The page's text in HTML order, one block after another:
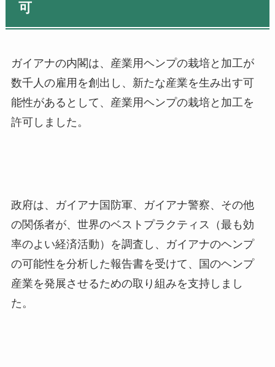
可
ガイアナの内閣は、産業用ヘンプの栽培と加工が
数千人の雇用を創出し、新たな産業を生み出す可
能性があるとして、産業用ヘンプの栽培と加工を
許可しました。
政府は、ガイアナ国防軍、ガイアナ警察、その他
の関係者が、世界のベストプラクティス（最も効
率のよい経済活動）を調査し、ガイアナのヘンプ
の可能性を分析した報告書を受けて、国のヘンプ
産業を発展させるための取り組みを支持しまし
た。